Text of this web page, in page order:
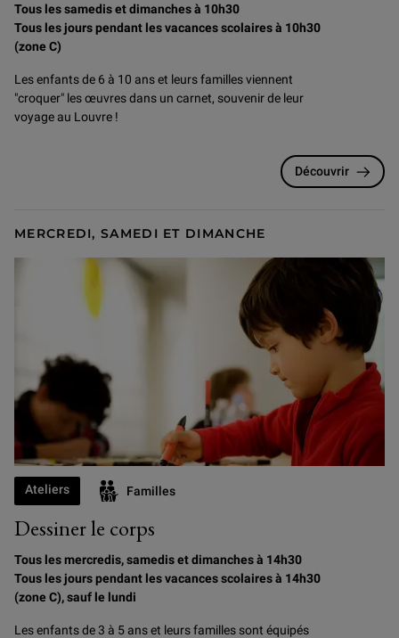
Tous les samedis et dimanches à 10h30
Tous les jours pendant les vacances scolaires à 10h30
(zone C)
Les enfants de 6 à 10 ans et leurs familles viennent
"croquer" les œuvres dans un carnet, souvenir de leur
voyage au Louvre !
Découvrir
MERCREDI, SAMEDI ET DIMANCHE
Dessiner le corps
Ateliers Familles
Tous les mercredis, samedis et dimanches à 14h30
Tous les jours pendant les vacances scolaires à 14h30
(zone C), sauf le lundi
Les enfants de 3 à 5 ans et leurs familles sont équipés